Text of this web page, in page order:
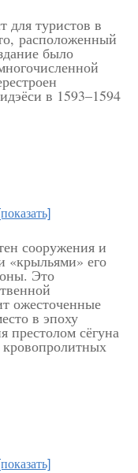
для туристов в
расположенный
было
в 1593–1594
сооружения и
«крыльями» его
Это
ожесточенные
в эпоху
престолом сёгуна
кровопролитных